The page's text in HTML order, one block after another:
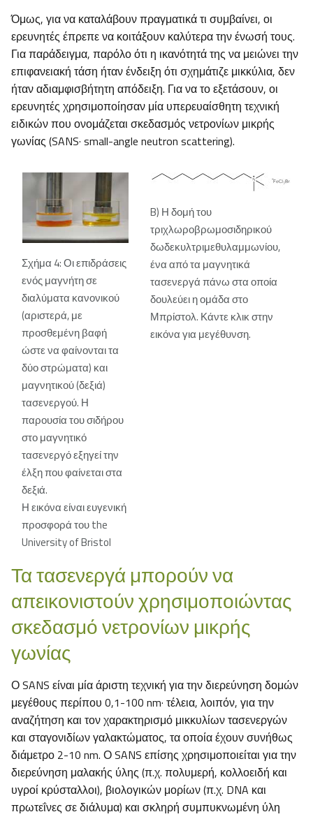
Όμως, για να καταλάβουν πραγματικά τι συμβαίνει, οι
ερευνητές έπρεπε να κοιτάξουν καλύτερα την ένωσή τους.
Για παράδειγμα, παρόλο ότι η ικανότητά της να μειώνει την
επιφανειακή τάση ήταν ένδειξη ότι σχημάτιζε μικκύλια, δεν
ήταν αδιαμφισβήτητη απόδειξη. Για να το εξετάσουν, οι
ερευνητές χρησιμοποίησαν μία υπερευαίσθητη τεχνική
ειδικών που ονομάζεται σκεδασμός νετρονίων μικρής
γωνίας (SANS· small-angle neutron scattering).
B) Η δομή του
τριχλωροβρωμοσιδηρικού
δωδεκυλτριμεθυλαμμωνίου,
ένα από τα μαγνητικά
τασενεργά πάνω στα οποία
δουλεύει η ομάδα στο
Μπρίστολ. Κάντε κλικ στην
εικόνα για μεγέθυνση.
Σχήμα 4: Οι επιδράσεις
ενός μαγνήτη σε
διαλύματα κανονικού
(αριστερά, με
προσθεμένη βαφή
ώστε να φαίνονται τα
δύο στρώματα) και
μαγνητικού (δεξιά)
τασενεργού. Η
παρουσία του σιδήρου
στο μαγνητικό
τασενεργό εξηγεί την
έλξη που φαίνεται στα
δεξιά.
Η εικόνα είναι ευγενική
προσφορά του the
University of Bristol
Τα τασενεργά μπορούν να
απεικονιστούν χρησιμοποιώντας
σκεδασμό νετρονίων μικρής
γωνίας
Ο SANS είναι μία άριστη τεχνική για την διερεύνηση δομών
μεγέθους περίπου 0,1-100 nm· τέλεια, λοιπόν, για την
αναζήτηση και τον χαρακτηρισμό μικκυλίων τασενεργών
και σταγονιδίων γαλακτώματος, τα οποία έχουν συνήθως
διάμετρο 2-10 nm. Ο SANS επίσης χρησιμοποιείται για την
διερεύνηση μαλακής ύλης (π.χ. πολυμερή, κολλοειδή και
υγροί κρύσταλλοι), βιολογικών μορίων (π.χ. DNA και
πρωτεΐνες σε διάλυμα) και σκληρή συμπυκνωμένη ύλη